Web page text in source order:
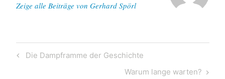
Zeige alle Beiträge von Gerhard Spörl
Beitragsnavigation
Previous
Die Dampframme der Geschichte
Next
Warum lange warten?